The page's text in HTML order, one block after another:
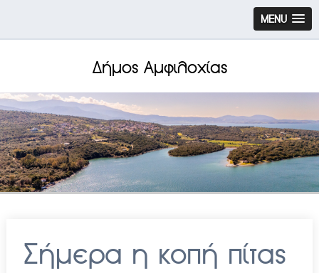
MENU
Δήμος Αμφιλοχίας
Σήμερα η κοπή πίτας